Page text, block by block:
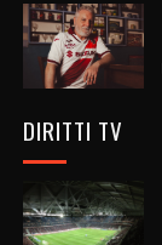
DIRITTI TV